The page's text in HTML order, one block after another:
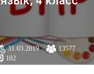
31.03.2019
13577
102